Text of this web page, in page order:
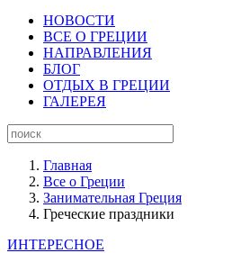
НОВОСТИ
ВСЕ О ГРЕЦИИ
НАПРАВЛЕНИЯ
БЛОГ
ОТДЫХ В ГРЕЦИИ
ГАЛЕРЕЯ
Главная
Все о Греции
Занимательная Греция
Греческие праздники
ИНТЕРЕСНОЕ